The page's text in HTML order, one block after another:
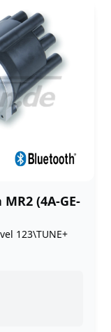
(4A-GE-
123\TUNE+